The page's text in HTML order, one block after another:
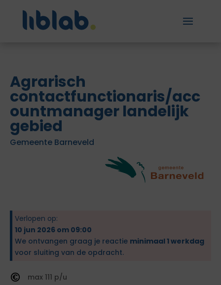
Agrarisch
contactfunctionaris/acc
ountmanager landelijk
gebied
Gemeente Barneveld
Verlopen op:
10 jun 2026 om 09:00
We ontvangen graag je reactie minimaal 1 werkdag
voor sluiting van de opdracht.
111